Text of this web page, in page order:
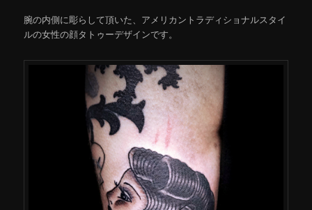
腕の内側に彫らして頂いた、アメリカントラディショナルスタイ
ルの女性の顔タトゥーデザインです。